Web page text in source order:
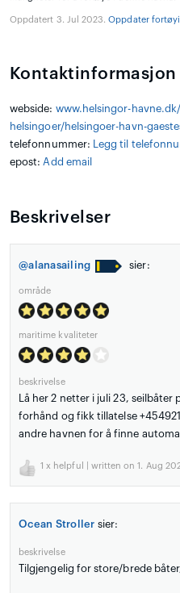
Oppdatert 3. Jul 2023.Oppdater
Kontaktinformasjon
webside: www.helsingor-
helsingoer/helsingoer-havn-
telefonnummer:
Legg til
epost: Add email
Beskrivelser
@alanasailing sier:
område
maritime kvaliteter
beskrivelse
Lå her 2 netter i juli 23,
forhånd og fikk tillatelse
andre havnen for å finne
1 x helpful | written on 1. Aug
Ocean Stroller sier:
beskrivelse
Tilgjengelig for store/brede